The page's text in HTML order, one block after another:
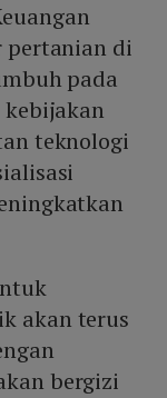
pertanian di
pada
kebijakan
teknologi
akan terus
bergizi